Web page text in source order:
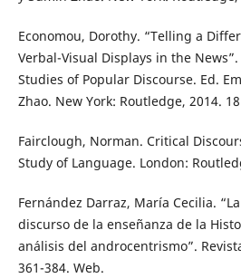
Economou, Dorothy. “Telling a
Verbal-Visual Displays in the
Studies of Popular Discourse. Ed.
Zhao. New York: Routledge, 2014.
Fairclough, Norman. Critical
Study of Language. London:
Fernández Darraz, María Cecilia.
discurso de la enseñanza de la
análisis del androcentrismo”.
361-384. Web.